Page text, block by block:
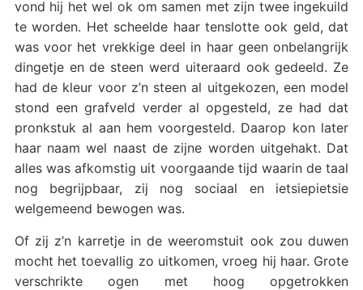
vond hij het wel ok om samen met zijn twee ingekuild
te worden. Het scheelde haar tenslotte ook geld, dat
was voor het vrekkige deel in haar geen onbelangrijk
dingetje en de steen werd uiteraard ook gedeeld. Ze
had de kleur voor z’n steen al uitgekozen, een model
stond een grafveld verder al opgesteld, ze had dat
pronkstuk al aan hem voorgesteld. Daarop kon later
haar naam wel naast de zijne worden uitgehakt. Dat
alles was afkomstig uit voorgaande tijd waarin de taal
nog begrijpbaar, zij nog sociaal en ietsiepietsie
welgemeend bewogen was.
Of zij z’n karretje in de weeromstuit ook zou duwen
mocht het toevallig zo uitkomen, vroeg hij haar. Grote
verschrikte ogen met hoog opgetrokken